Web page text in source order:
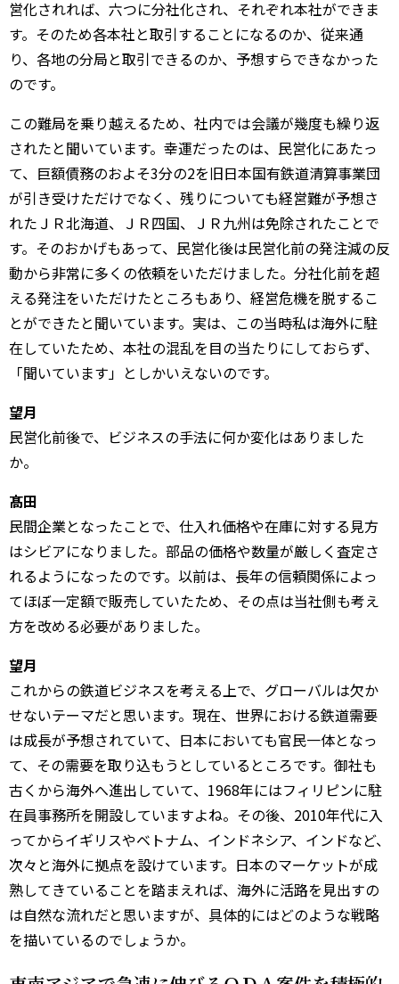
営化されれば、六つに分社化され、それぞれ本社ができま
す。そのため各本社と取引することになるのか、従来通
り、各地の分局と取引できるのか、予想すらできなかった
のです。
この難局を乗り越えるため、社内では会議が幾度も繰り返
されたと聞いています。幸運だったのは、民営化にあたっ
て、巨額債務のおよそ3分の2を旧日本国有鉄道清算事業団
が引き受けただけでなく、残りについても経営難が予想さ
れたＪＲ北海道、ＪＲ四国、ＪＲ九州は免除されたことで
す。そのおかげもあって、民営化後は民営化前の発注減の反
動から非常に多くの依頼をいただけました。分社化前を超
える発注をいただけたところもあり、経営危機を脱するこ
とができたと聞いています。実は、この当時私は海外に駐
在していたため、本社の混乱を目の当たりにしておらず、
「聞いています」としかいえないのです。
望月
民営化前後で、ビジネスの手法に何か変化はありました
か。
髙田
民間企業となったことで、仕入れ価格や在庫に対する見方
はシビアになりました。部品の価格や数量が厳しく査定さ
れるようになったのです。以前は、長年の信頼関係によっ
てほぼ一定額で販売していたため、その点は当社側も考え
方を改める必要がありました。
望月
これからの鉄道ビジネスを考える上で、グローバルは欠か
せないテーマだと思います。現在、世界における鉄道需要
は成長が予想されていて、日本においても官民一体となっ
て、その需要を取り込もうとしているところです。御社も
古くから海外へ進出していて、1968年にはフィリピンに駐
在員事務所を開設していますよね。その後、2010年代に入
ってからイギリスやベトナム、インドネシア、インドなど、
次々と海外に拠点を設けています。日本のマーケットが成
熟してきていることを踏まえれば、海外に活路を見出すの
は自然な流れだと思いますが、具体的にはどのような戦略
を描いているのでしょうか。